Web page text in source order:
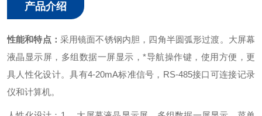
产品介绍
性能和特点： 采用镜面不锈钢内胆，四角半圆弧形过渡。大屏幕
液晶显示屏，多组数据一屏显示，*导航操作键，使用方便，更
具人性化设计。具有4-20mA标准信号，RS-485接口可连接记录
仪和计算机。